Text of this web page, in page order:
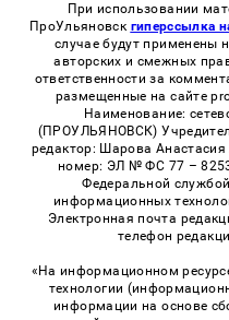
При использовании
ПроУльяновск гиперссылка
случае будут применены
авторских и смежных
ответственности за
размещенные на сайте
Наименование:
(ПРОУЛЬЯНОВСК)
редактор: Шарова
номер: ЭЛ № ФС 77 –
Федеральной
информационных
Электронная почта
телефон
«На информационном
технологии
информации на основе